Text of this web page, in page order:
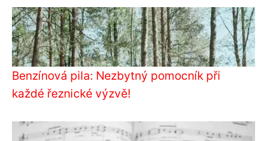
Benzínová pila: Nezbytný pomocník při
každé řeznické výzvě!